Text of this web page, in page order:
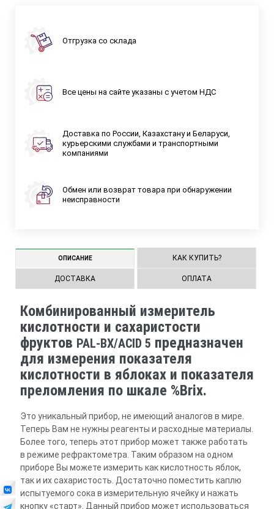
Отгрузка со склада
Все цены на сайте указаны с учетом НДС
Доставка по России, Казахстану и Беларуси,
курьерскими службами и транспортными
компаниями
Обмен или возврат товара при обнаружении
неисправности
ОПИСАНИЕ КАК КУПИТЬ?
ДОСТАВКА ОПЛАТА
Комбинированный измеритель
кислотности и сахаристости
фруктов PAL-BX/ACID 5 предназначен
для измерения показателя
кислотности в яблоках и показателя
преломления по шкале %Brix.
Это уникальный прибор, не имеющий аналогов в мире.
Теперь Вам не нужны реагенты и расходные материалы.
Более того, теперь этот прибор может также работать
в режиме рефрактометра. Таким образом на одном
приборе Вы можете измерить как кислотность яблок,
так и их сахаристость. Достаточно поместить каплю
испытуемого сока в измерительную ячейку и нажать
кнопку «старт». Данный прибор может использоваться